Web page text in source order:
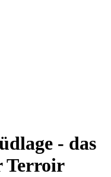
- das
Terroir